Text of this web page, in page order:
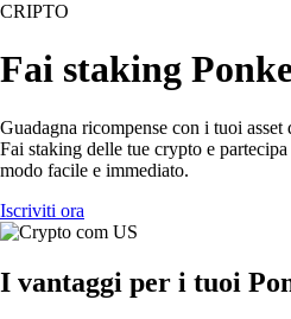
CRIPTO
Fai staking
Guadagna ricompense con i tuoi
Fai staking delle tue crypto e
modo facile e immediato.
Iscriviti ora
I vantaggi per i tuoi